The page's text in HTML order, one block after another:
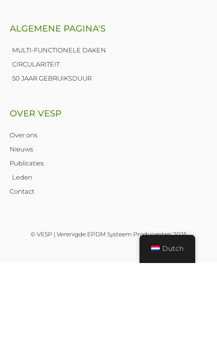
ALGEMENE PAGINA'S
MULTI-FUNCTIONELE DAKEN
CIRCULARITEIT
50 JAAR GEBRUIKSDUUR
OVER VESP
Over ons
Nieuws
Publicaties
Leden
Contact
© VESP | Verenigde EPDM Systeem Producenten 2025
Dutch